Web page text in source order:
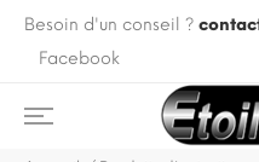
Besoin d'un conseil ?
Facebook